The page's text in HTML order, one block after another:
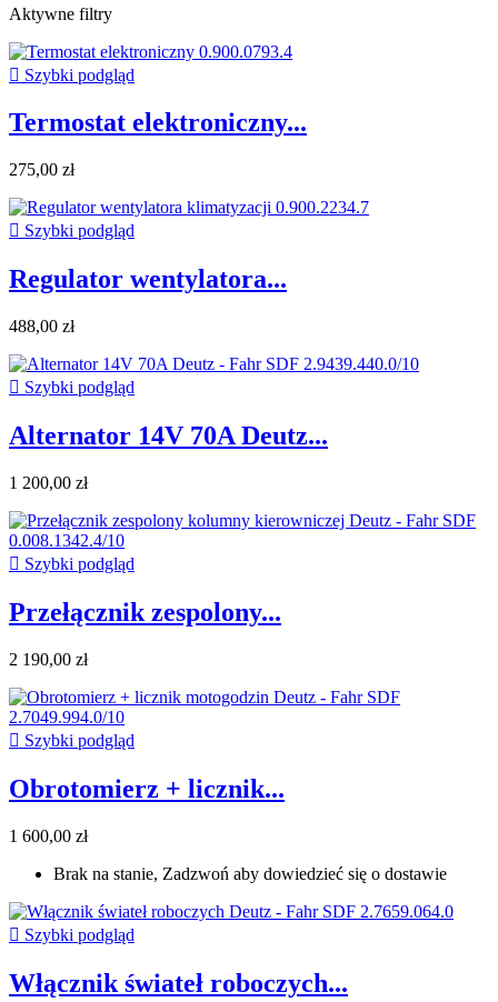
Aktywne filtry
 Szybki podgląd
Termostat elektroniczny...
275,00 zł
 Szybki podgląd
Regulator wentylatora...
488,00 zł
 Szybki podgląd
Alternator 14V 70A Deutz...
1 200,00 zł
 Szybki podgląd
Przełącznik zespolony...
2 190,00 zł
 Szybki podgląd
Obrotomierz + licznik...
1 600,00 zł
Brak na stanie, Zadzwoń aby dowiedzieć się o dostawie
 Szybki podgląd
Włącznik świateł roboczych...